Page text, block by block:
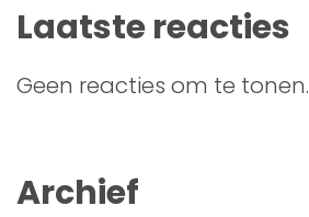
Laatste reacties
Geen reacties om te tonen.
Archief